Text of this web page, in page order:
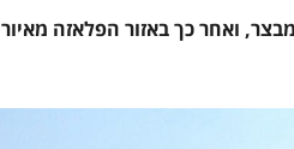
ואחר כך באזור הפלאזה מאיור